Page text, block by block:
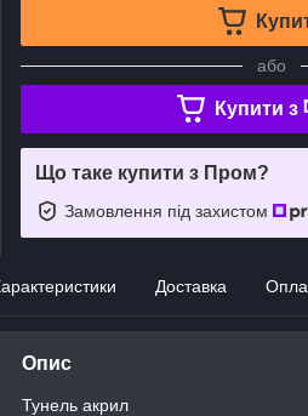
або
Купити з
Що таке купити з Пром?
Замовлення під захистом
Доставка
Опис
Тунель акрил